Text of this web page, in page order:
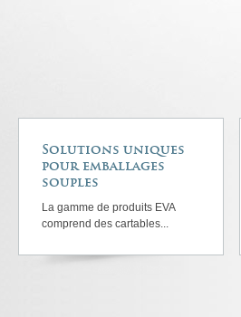
Solutions uniques
pour emballages
souples
La gamme de produits EVA
comprend des cartables...